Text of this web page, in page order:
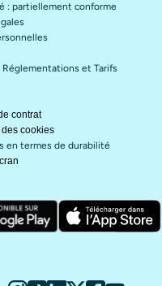
: partiellement conforme
et Tarifs
contrat
des cookies
en termes de durabilité